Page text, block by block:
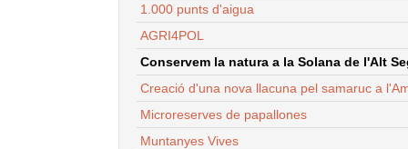
1.000 punts d'aigua
AGRI4POL
Conservem la natura a la Solana de l'Alt
Creació d'una nova llacuna pel samaruc a
Microreserves de papallones
Muntanyes Vives